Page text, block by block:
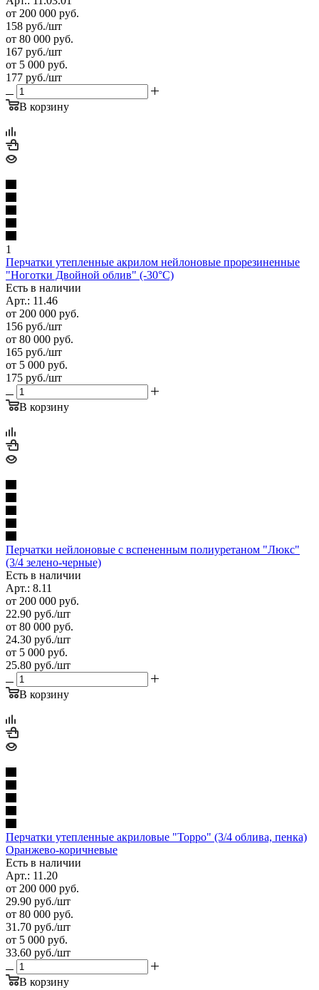
от 200 000 руб.
158 руб./шт
от 80 000 руб.
167 руб./шт
от 5 000 руб.
177 руб./шт
В корзину
1
Перчатки утепленные акрилом нейлоновые прорезиненные
"Ноготки Двойной облив" (-30°C)
Есть в наличии
Арт.: 11.46
от 200 000 руб.
156 руб./шт
от 80 000 руб.
165 руб./шт
от 5 000 руб.
175 руб./шт
В корзину
Перчатки нейлоновые с вспененным полиуретаном "Люкс"
(3/4 зелено-черные)
Есть в наличии
Арт.: 8.11
от 200 000 руб.
22.90 руб./шт
от 80 000 руб.
24.30 руб./шт
от 5 000 руб.
25.80 руб./шт
В корзину
Перчатки утепленные акриловые "Торро" (3/4 облива, пенка)
Оранжево-коричневые
Есть в наличии
Арт.: 11.20
от 200 000 руб.
29.90 руб./шт
от 80 000 руб.
31.70 руб./шт
от 5 000 руб.
33.60 руб./шт
В корзину